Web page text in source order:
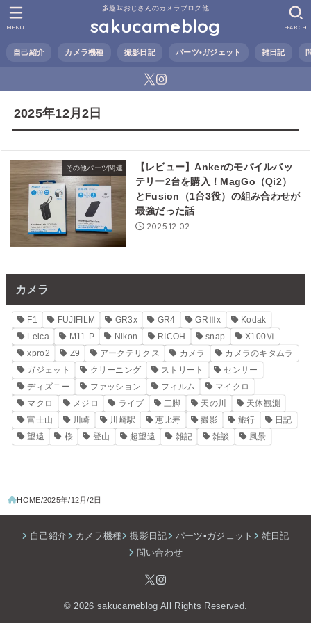
多趣味おじさんのカメラブログ他
sakucameblog
自己紹介 カメラ機種 撮影日記 パーツ•ガジェット 雑日記
SEARCH
MENU
2025年12月2日
その他パーツ関連
【レビュー】Ankerのモバイルバッ
テリー2台を購入！MagGo（Qi2）
とFusion（1台3役）の組み合わせが
最強だった話
2025.12.02
カメラ
F1 FUJIFILM GR3x GR4 GRⅢx
Kodak
Leica
M11-P Nikon RICOH snap
X100Ⅵ
xpro2
Z9 アークテリクス カメラ
カメラのキタムラ
ガジェット
クリーニング ストリート
センサー
ディズニー
ファッション フィルム
マイクロ
マクロ
メジロ ライブ 三脚 天の川
天体観測
富士山
川崎 川崎駅 恵比寿 撮影 旅行
日記
望遠
桜 登山 超望遠 雑記 雑談 風景
HOME 2025年 12月 2日
自己紹介 カメラ機種 撮影日記 パーツ•ガジェット
雑日記
問い合わせ
© 2026 sakucameblog All Rights Reserved.